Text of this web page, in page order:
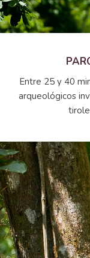
Entre 25 y 40
arqueológicos